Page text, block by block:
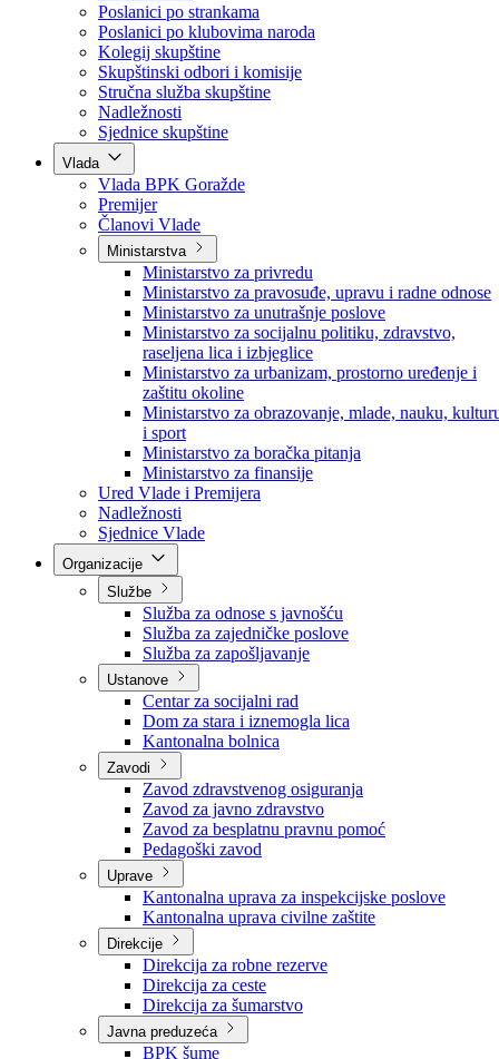
Skupština
Skupština BPK Goražde
Rukovodstvo
Poslanici po strankama
Poslanici po klubovima naroda
Kolegij skupštine
Skupštinski odbori i komisije
Stručna služba skupštine
Nadležnosti
Sjednice skupštine
Vlada
Vlada BPK Goražde
Premijer
Članovi Vlade
Ministarstva
Ministarstvo za privredu
Ministarstvo za pravosuđe, upravu i radne odnose
Ministarstvo za unutrašnje poslove
Ministarstvo za socijalnu politiku, zdravstvo,
raseljena lica i izbjeglice
Ministarstvo za urbanizam, prostorno uređenje i
zaštitu okoline
Ministarstvo za obrazovanje, mlade, nauku,
i sport
Ministarstvo za boračka pitanja
Ministarstvo za finansije
Ured Vlade i Premijera
Nadležnosti
Sjednice Vlade
Službe
Služba za odnose s javnošću
Služba za zajedničke poslove
Služba za zapošljavanje
Ustanove
Centar za socijalni rad
Dom za stara i iznemogla lica
Kantonalna bolnica
Zavodi
Zavod zdravstvenog osiguranja
Zavod za javno zdravstvo
Zavod za besplatnu pravnu pomoć
Pedagoški zavod
Uprave
Kantonalna uprava za inspekcijske poslove
Kantonalna uprava civilne zaštite
Direkcije
Direkcija za robne rezerve
Direkcija za ceste